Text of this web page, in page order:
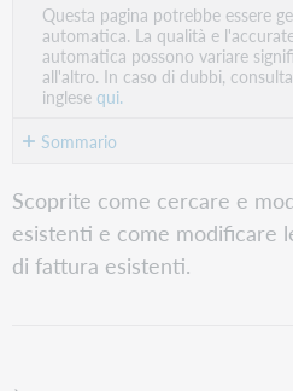
come
PDF
Questa pagina potrebbe essere
automatica. La qualità e
automatica possono variare
all'altro. In caso di dubbi,
inglesequi.
Sommario
Ricerca
di
fatture
esistenti
Scoprite come cercare e
esistenti e come modificare
di fattura esistenti.